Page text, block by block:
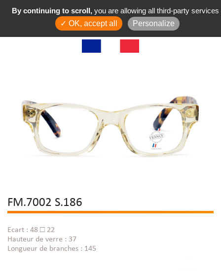
FM.7002 S.186
Ecart : 48 □ 22
Hauteur de verre : 37
Longueur de branches : 145
By continuing to scroll, you are allowing all third-party services
✓ OK, accept all
Personalize